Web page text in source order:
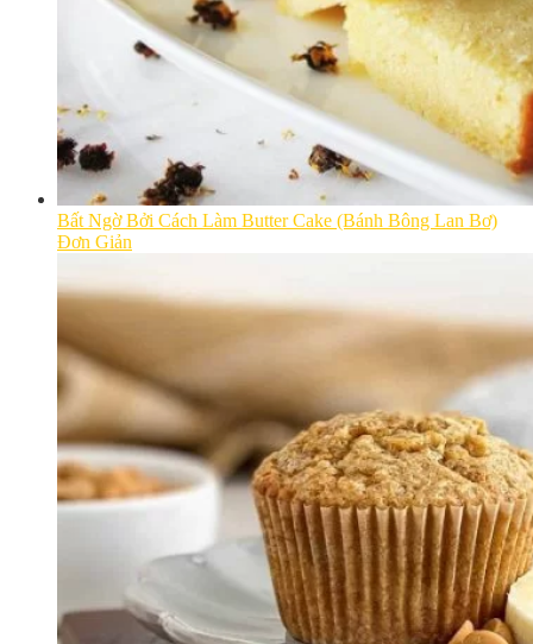
Bất Ngờ Bởi Cách Làm Butter Cake (Bánh Bông Lan Bơ)
Đơn Giản